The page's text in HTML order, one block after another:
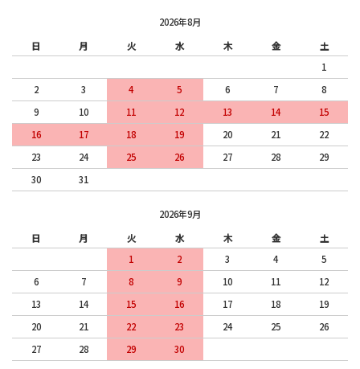
2026年8月
日
月 火 水 木 金
土
1
2
3 4 5 6 7
8
9
10 11 12 13 14
15
16
17 18 19 20 21
22
23
24 25 26 27 28
29
30
31
2026年9月
日
月 火 水 木 金
土
1
2 3 4
5
6
7 8 9 10 11
12
13
14 15 16 17 18
19
20
21 22 23 24 25
26
27
28 29 30